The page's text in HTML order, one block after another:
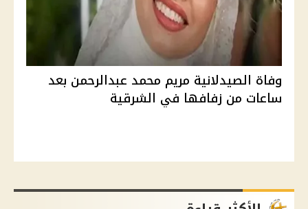
وفاة الصيدلانية مريم محمد عبدالرحمن بعد
ساعات من زفافها في الشرقية